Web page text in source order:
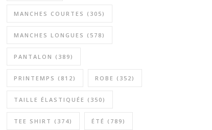
MANCHES COURTES (305)
MANCHES LONGUES (578)
PANTALON (389)
PRINTEMPS (812) ROBE (352)
TAILLE ÉLASTIQUÉE (350)
TEE SHIRT (374) ÉTÉ (789)